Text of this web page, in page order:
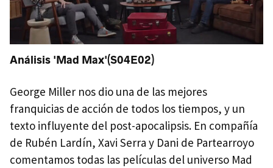
Análisis 'Mad Max'(S04E02)
George Miller nos dio una de las mejores
franquicias de acción de todos los tiempos, y un
texto influyente del post-apocalipsis. En compañía
de Rubén Lardín, Xavi Serra y Dani de Partearroyo
comentamos todas las películas del universo Mad